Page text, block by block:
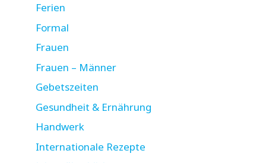
Ferien
Formal
Frauen
Frauen – Männer
Gebetszeiten
Gesundheit & Ernährung
Handwerk
Internationale Rezepte